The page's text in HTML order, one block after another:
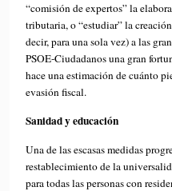
“comisión de expertos” la
tributaria, o “estudiar” la
decir, para una sola vez) a las
PSOE-Ciudadanos una gran
hace una estimación de cuánto
evasión fiscal.
Sanidad y educación
Una de las escasas medidas
restablecimiento de la
para todas las personas con